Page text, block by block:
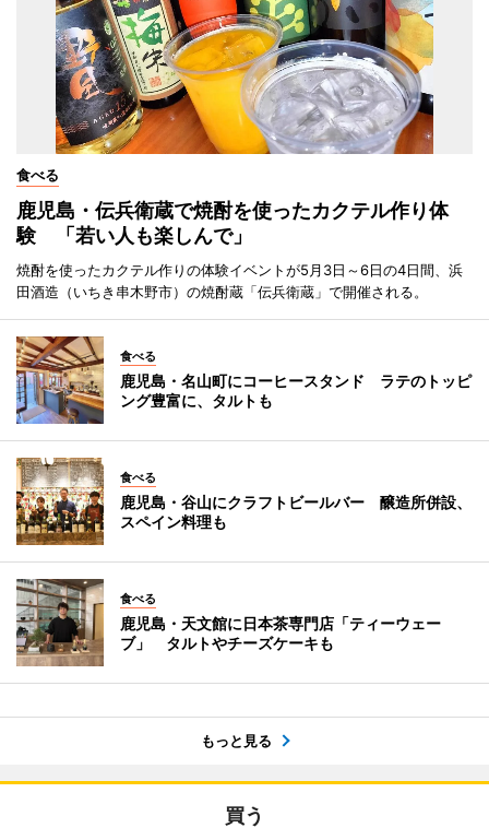
食べる
鹿児島・伝兵衛蔵で焼酎を使ったカクテル作り体
験 「若い人も楽しんで」
焼酎を使ったカクテル作りの体験イベントが5月3日～6日の4日間、浜
田酒造（いちき串木野市）の焼酎蔵「伝兵衛蔵」で開催される。
食べる
鹿児島・名山町にコーヒースタンド ラテのトッピ
ング豊富に、タルトも
食べる
鹿児島・谷山にクラフトビールバー 醸造所併設、
スペイン料理も
食べる
鹿児島・天文館に日本茶専門店「ティーウェー
ブ」 タルトやチーズケーキも
もっと見る
買う